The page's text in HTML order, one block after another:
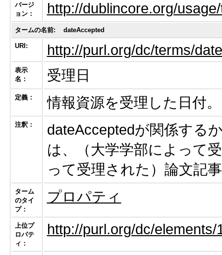
バージ
ョン：
http://dublincore.org/
タームの名前: dateAccepted
URI: http://purl.org/dc/terms/
表示
名：
受理日
定義： 情報資源を受理した日付。
注釈：
dateAcceptedが関係する
は、（大学学部によって
って受理された）論文記
ターム
のタイ
プ：
プロパティ
上位プ
ロパテ
ィ：
http://purl.org/dc/elements/